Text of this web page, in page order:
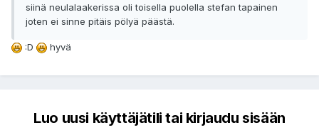
siinä neulalaakerissa oli toisella puolella stefan tapainen
joten ei sinne pitäis pölyä päästä.
:D hyvä
Luo uusi käyttäjätili tai kirjaudu sisään